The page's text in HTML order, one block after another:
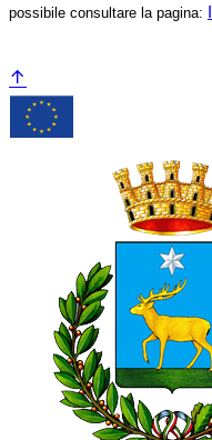
possibile consultare la pagina: